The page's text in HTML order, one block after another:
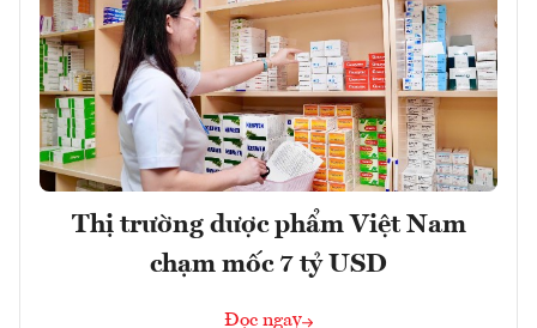
Thị trường dược phẩm Việt Nam
chạm mốc 7 tỷ USD
Đọc ngay